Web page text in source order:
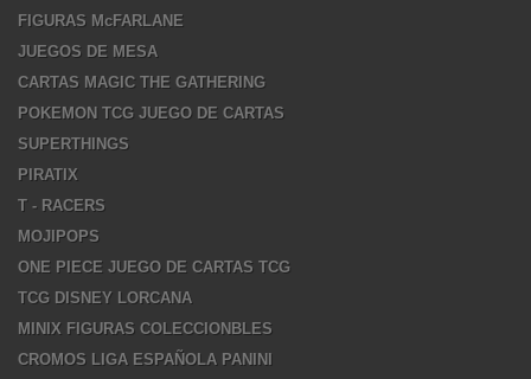
FIGURAS McFARLANE
JUEGOS DE MESA
CARTAS MAGIC THE GATHERING
POKEMON TCG JUEGO DE CARTAS
SUPERTHINGS
PIRATIX
T - RACERS
MOJIPOPS
ONE PIECE JUEGO DE CARTAS TCG
TCG DISNEY LORCANA
MINIX FIGURAS COLECCIONBLES
CROMOS LIGA ESPAÑOLA PANINI